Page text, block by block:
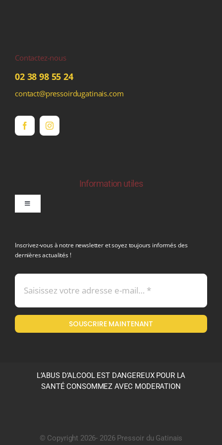
Contactez-nous
02 38 98 55 24
contact@pressoirdugatinais.com
Information utiles
Toggle
Mentions légales
Politique en matière de remboursements et de retours
Inscrivez-vous à notre newsletter et soyez toujours informés des
dernières actualités !
SOUSCRIRE MAINTENANT
L’ABUS D’ALCOOL EST DANGEREUX POUR LA
SANTÉ CONSOMMEZ AVEC MODERATION
© Copyright 2026- 2026 Pressoir du Gatinais